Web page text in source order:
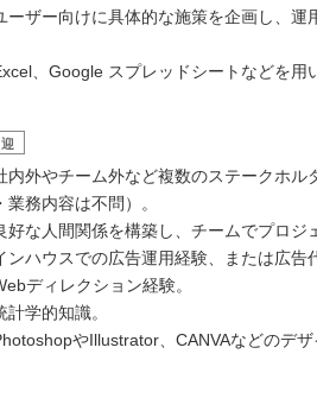
ーザー向けに具体的な施策を企画し、運
、Google スプレッドシートなどを用
内外やチーム外など複数のステークホ
業務内容は不問）。
好な人間関係を構築し、チームでプロジ
ンハウスでの広告運用経験、または広告
ディレクション経験。
計学的知識。
やIllustrator、CANVAなどのデザ